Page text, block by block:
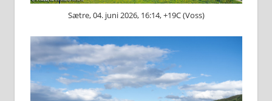
Sætre, 04. juni 2026, 16:14, +19C (Voss)